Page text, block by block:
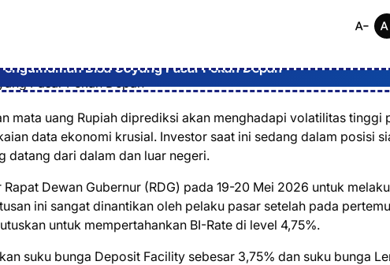
Bisa Goyang Pasar Pekan Depan
mata uang Rupiah diprediksi akan menghadapi volatilitas tinggi
data ekonomi krusial. Investor saat ini sedang dalam posisi
datang dari dalam dan luar negeri.
Dewan Gubernur (RDG) pada 19-20 Mei 2026 untuk
ini sangat dinantikan oleh pelaku pasar setelah pada
untuk mempertahankan BI-Rate di level 4,75%.
suku bunga Deposit Facility sebesar 3,75% dan suku bunga